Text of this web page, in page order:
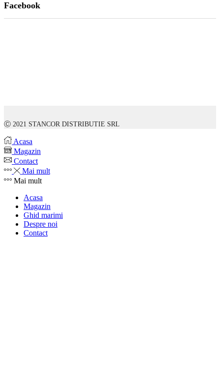
Facebook
Ⓒ 2021 STANCOR DISTRIBUTIE SRL
Acasa
Magazin
Contact
Mai mult
Mai mult
Acasa
Magazin
Ghid marimi
Despre noi
Contact